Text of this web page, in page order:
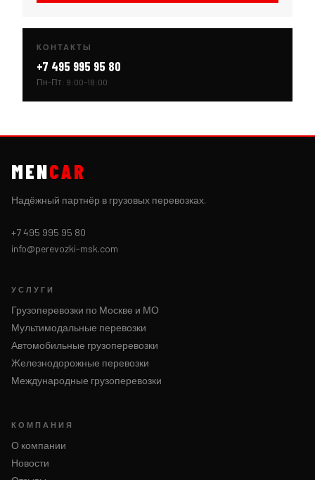
КОНТАКТЫ
+7 495 995 95 80
Пн–Пт: 9:00–18:00
MENCAR
Надёжный партнёр в грузовых перевозках.
+7 495 995 95 80
info@perevozki-msk.com
УСЛУГИ
Грузоперевозки по Москве и МО
Мультимодальные перевозки
Автомобильные грузоперевозки
Железнодорожные перевозки
Международные грузоперевозки
КОМПАНИЯ
О компании
Новости